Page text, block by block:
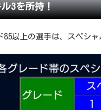
3を所持！
85以上の選手は、スペシ